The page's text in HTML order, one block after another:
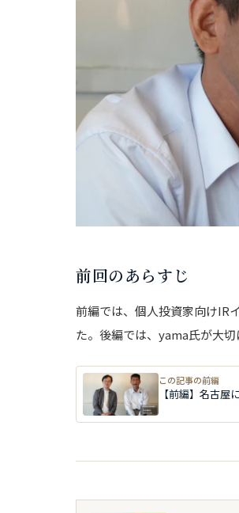
前回のあらすじ
前編では、個人投資家向けIR
た。後編では、yama氏が大
この記事の前編
【前編】名古屋